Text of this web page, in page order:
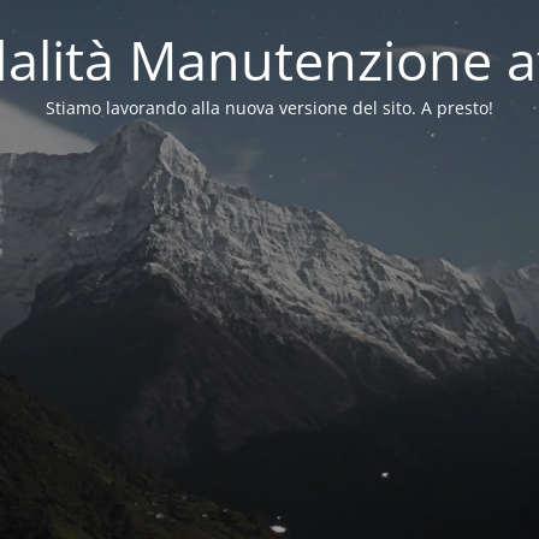
Manutenzione
Stiamo lavorando alla nuova versione del sito. A presto!